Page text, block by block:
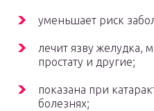
уменьшает риск
лечит язву желудка,
простату и другие;
показана при
болезнях;